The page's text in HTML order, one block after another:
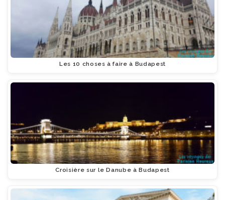
Les 10 choses à faire à Budapest
Croisière sur le Danube à Budapest